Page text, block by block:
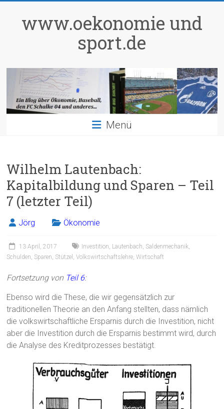
springenwww.oekonomie und
sport.de
Menü
Wilhelm Lautenbach:
Kapitalbildung und Sparen – Teil
7 (letzter Teil)
Jörg Ökonomie
13 April, 2017 Investition, Lautenbach, Saldenmechanik,
Schulden, Sparen, Stützel ,Volkswirtschaftslehre,Wirtschaft
Fortsetzung von Teil 6:
Ebenso wird die These, die wir gegensätzlich zur
traditionellen Theorie an den Anfang stellten, dass nämlich
die volkswirtschaftliche Ersparnis durch die Investition, nicht
aber die Investition durch die Ersparnis bestimmt wird, durch
die Analyse des Kreditprozesses bestätigt.